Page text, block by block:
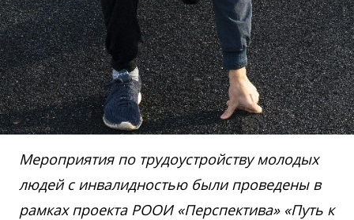
Мероприятия по трудоустройству молодых
людей с инвалидностью были проведены в
рамках проекта РООИ «Перспектива» «Путь к